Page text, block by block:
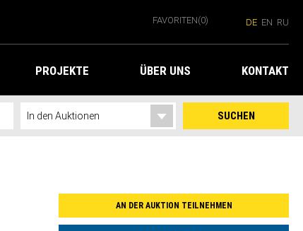
FAVORITEN(0) DE EN RU
PROJEKTE ÜBER UNS KONTAKT
SUCHEN
AN DER AUKTION TEILNEHMEN